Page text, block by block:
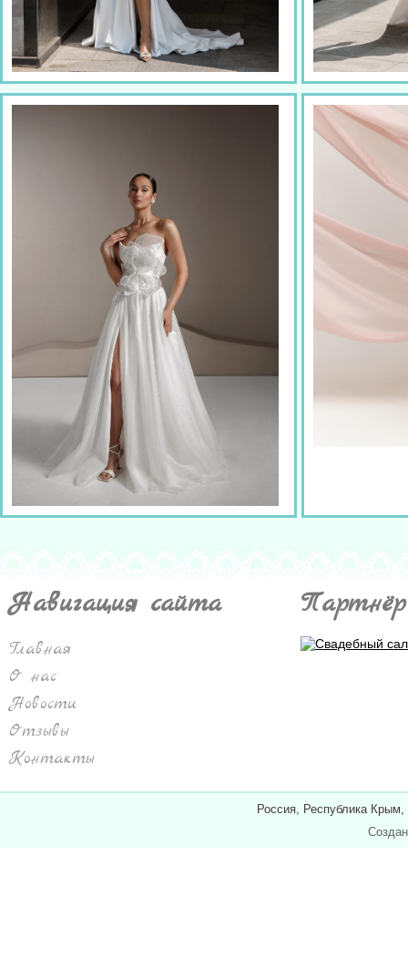
Навигация сайта
Главная
О нас
Новости
Отзывы
Контакты
Россия, Республика